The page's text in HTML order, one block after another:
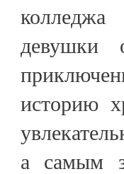
девушки
историю
а самым